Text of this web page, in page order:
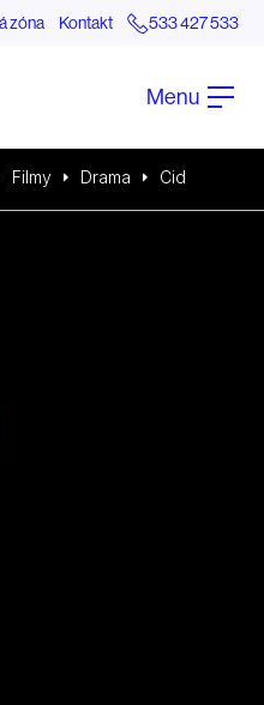
zóna Kontakt 533 427 533
Menu
Filmy Drama Cid